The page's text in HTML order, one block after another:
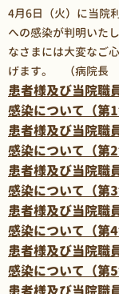
4月6日（火）に当院
への感染が判明いた
なさまには大変なご
げます。 （病院長
患者様及び当院職
感染について（第1
患者様及び当院職
感染について（第2
患者様及び当院職
感染について（第3
患者様及び当院職
感染について（第4
患者様及び当院職
感染について（第5